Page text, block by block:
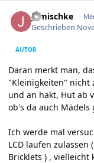
jgmischke
Geschrieben
AUTOR
Daran merkt man,
"Kleinigkeiten" nicht
und an hakt, Hut ab
ob's da auch Mädels
Ich werde mal
LCD laufen zulassen
Bricklets ) , vielleicht